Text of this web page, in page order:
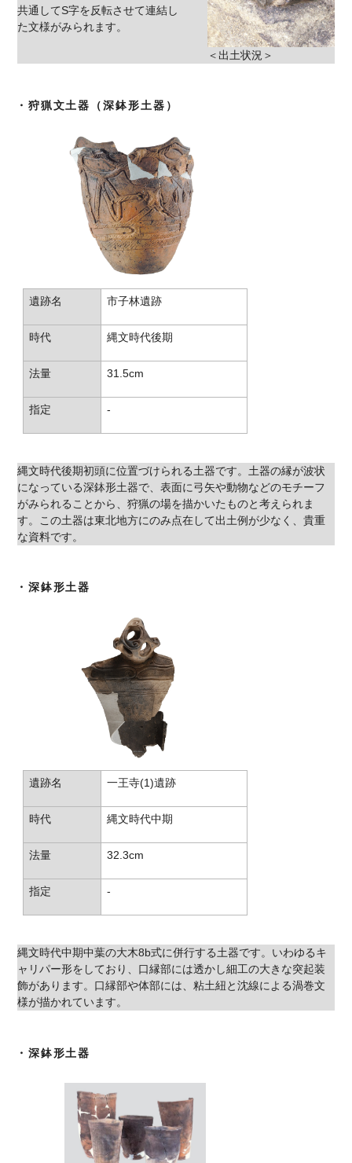
＜出土状況＞
共通してS字を反転させて連結し
た文様がみられます。
・狩猟文土器（深鉢形土器）
遺跡名 市子林遺跡
時代 縄文時代後期
法量 31.5cm
指定 -
縄文時代後期初頭に位置づけられる土器です。土器の縁が波状
になっている深鉢形土器で、表面に弓矢や動物などのモチーフ
がみられることから、狩猟の場を描かいたものと考えられま
す。この土器は東北地方にのみ点在して出土例が少なく、貴重
な資料です。
・深鉢形土器
遺跡名 一王寺(1)遺跡
時代 縄文時代中期
法量 32.3cm
指定 -
縄文時代中期中葉の大木8b式に併行する土器です。いわゆるキ
ャリパー形をしており、口縁部には透かし細工の大きな突起装
飾があります。口縁部や体部には、粘土紐と沈線による渦巻文
様が描かれています。
・深鉢形土器